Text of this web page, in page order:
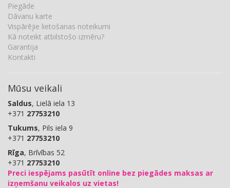
Piegāde
Dāvanu karte
Vispārējie lietošanas noteikumi
Kā noteikt atbilstošo izmēru?
Garantija
Kontakti
Mūsu veikali
Saldus, Lielā iela 13
+371 27753210
Tukums, Pils iela 9
+371 27753210
Rīga, Brīvības 52
+371 27753210
Preci iespējams pasūtīt online bez piegādes maksas ar
izņemšanu veikalos uz vietas!